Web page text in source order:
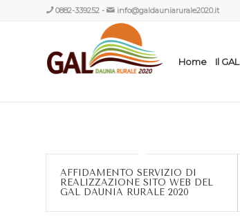
0882-339252 - info@galdauniarurale2020.it
Home Il GAL
AFFIDAMENTO SERVIZIO DI
REALIZZAZIONE SITO WEB DEL
GAL DAUNIA RURALE 2020